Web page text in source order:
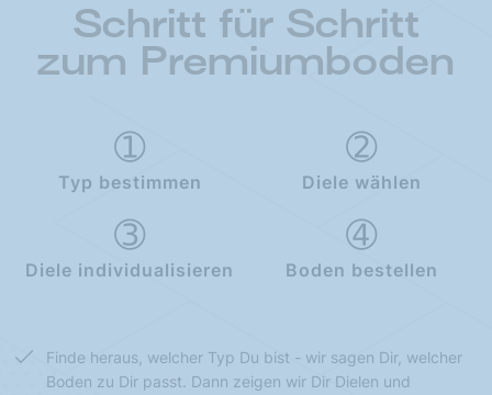
Schritt für Schritt
zum Premiumboden
Typ bestimmen Diele wählen
Diele individualisieren Boden bestellen
Finde heraus, welcher Typ Du bist - wir sagen Dir, welcher
Boden zu Dir passt. Dann zeigen wir Dir Dielen und